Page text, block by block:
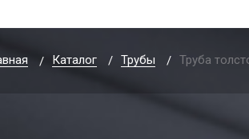
Каталог Трубы Труба